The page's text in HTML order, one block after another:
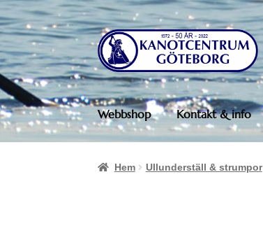
Hoppa
till
navigering
Hoppa
till
innehåll
Webbshop Kontakt & info
Hem Ullunderställ & strumpor